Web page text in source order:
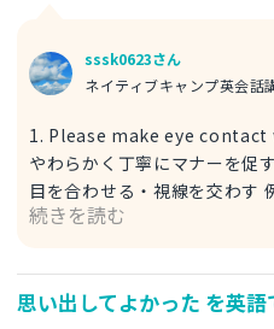
sssk0623さん
ネイティブキャンプ英会話
1. Please make eye contact when you speak.
やわらかく丁寧にマナーを促
目を合わせる・視線を交わす 例文 Please make eye contact when you speak. It shows confidence. 話すと
きは目を見てね。それが自信を表すよ。 2. It’s polite to look someone in the
な言い方です。 look someone (me/
in the eye when you’re
続きを読む
思い出してよかった を英語